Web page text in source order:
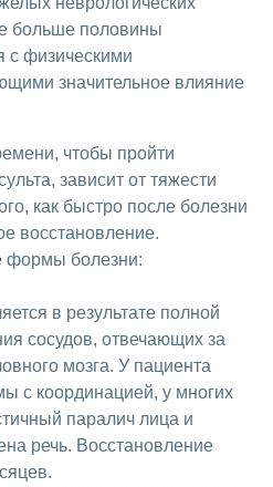
больше половины
с физическими
значительное влияние
чтобы пройти
зависит от тяжести
как быстро после болезни
восстановление.
формы болезни:
в результате полной
сосудов, отвечающих за
мозга. У пациента
с координацией, у многих
паралич лица и
речь. Восстановление